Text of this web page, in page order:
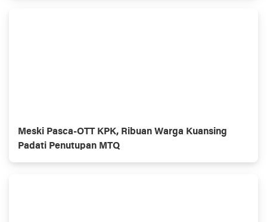
Meski Pasca-OTT KPK, Ribuan Warga Kuansing
Padati Penutupan MTQ